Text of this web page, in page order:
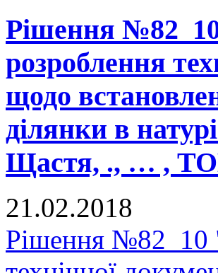
Рішення
розроблення
щодо
ділянки в
Щастя, ., … ,
21.02.2018
Рішення №82_10